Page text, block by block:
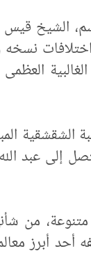
الشيخ قيس
الشقشقية
إلى عبد
من
أبرز معالم